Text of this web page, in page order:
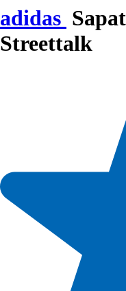
adidas
Streettalk